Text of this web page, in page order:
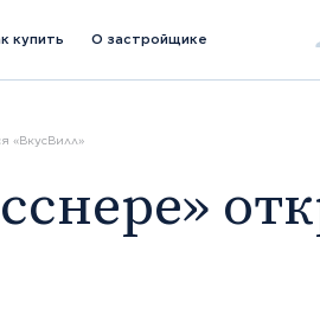
купить О застройщике
«ВкусВилл»